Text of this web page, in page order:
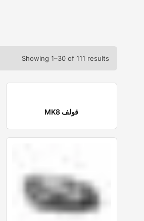
Showing 1–30 of 111 results
MK8 قولف